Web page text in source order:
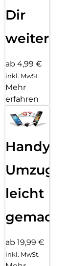
Dir
weiter
ab 4,99 €
inkl. MwSt.
Mehr
erfahren
Handy
Umzug
leicht
gemacht!
ab 19,99 €
inkl. MwSt.